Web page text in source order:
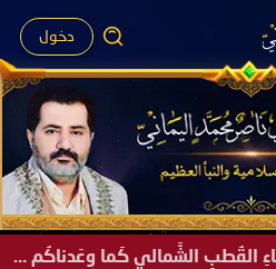
دخول
صَيْفُ سَقَرَ يَبدأُ في اجتياحِ شِتاءِ القُطبِ الشَّمالي كَما وعَدناكُم بالحقِّ لعَامِكم هذا (1445 هـ) ..